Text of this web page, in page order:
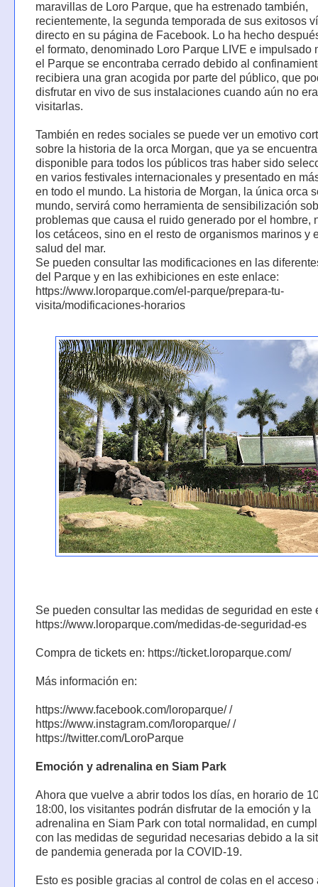
maravillas de Loro Parque, que ha estrenado también,
recientemente, la segunda temporada de sus exitosos
directo en su página de Facebook. Lo ha hecho
el formato, denominado Loro Parque LIVE e impulsado
el Parque se encontraba cerrado debido al
recibiera una gran acogida por parte del público, que
disfrutar en vivo de sus instalaciones cuando aún no
visitarlas.
También en redes sociales se puede ver un emotivo
sobre la historia de la orca Morgan, que ya se encuentra
disponible para todos los públicos tras haber sido
en varios festivales internacionales y presentado en
en todo el mundo. La historia de Morgan, la única orca
mundo, servirá como herramienta de sensibilización
problemas que causa el ruido generado por el hombre,
los cetáceos, sino en el resto de organismos marinos y
salud del mar.
Se pueden consultar las modificaciones en las
del Parque y en las exhibiciones en este enlace:
https://www.loroparque.com/el-parque/prepara-tu-
visita/modificaciones-horarios
Se pueden consultar las medidas de seguridad en este
https://www.loroparque.com/medidas-de-seguridad-es
Compra de tickets en: https://ticket.loroparque.com/
Más información en:
https://www.facebook.com/loroparque/ /
https://www.instagram.com/loroparque/ /
https://twitter.com/LoroParque
Emoción y adrenalina en Siam Park
Ahora que vuelve a abrir todos los días, en horario de
18:00, los visitantes podrán disfrutar de la emoción y la
adrenalina en Siam Park con total normalidad, en
con las medidas de seguridad necesarias debido a la
de pandemia generada por la COVID-19.
Esto es posible gracias al control de colas en el acceso